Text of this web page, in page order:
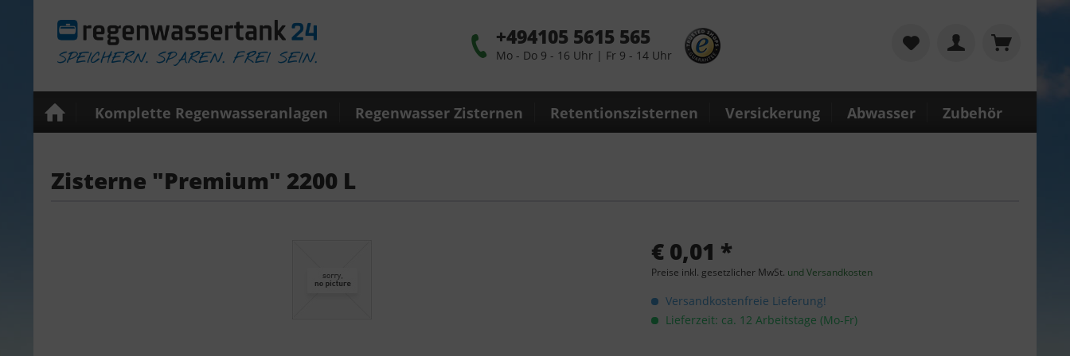
+494105 5615 565
Mo - Do 9 - 16 Uhr | Fr 9 - 14 Uhr
Komplette Regenwasseranlagen Regenwasser Zisternen Retentionszisternen Versickerung Abwasser Zubehör
Zisterne "Premium" 2200 L
€ 0,01 *
Preise inkl. gesetzlicher MwSt. und Versandkosten
Versandkostenfreie Lieferung!
Lieferzeit: ca. 12 Arbeitstage (Mo-Fr)